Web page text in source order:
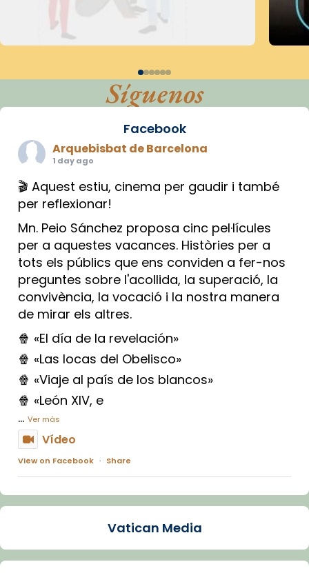
Síguenos
Facebook
Arquebisbat de Barcelona
1 day ago
🎬 Aquest estiu, cinema per gaudir i també
per reflexionar!
Mn. Peio Sánchez proposa cinc pel·lícules
per a aquestes vacances. Històries per a
tots els públics que ens conviden a fer-nos
preguntes sobre l'acollida, la superació, la
convivència, la vocació i la nostra manera
de mirar els altres.
🍿 «El día de la revelación»
🍿 «Las locas del Obelisco»
🍿 «Viaje al país de los blancos»
🍿 «León XIV, e
... Ver más
Vídeo
View on Facebook · Share
Arquebisbat de Barcelona
La Carmina va patir depressió. Fa gairebé
dos mesos, a l'Estadi Lluís Companys, la
Vatican Media